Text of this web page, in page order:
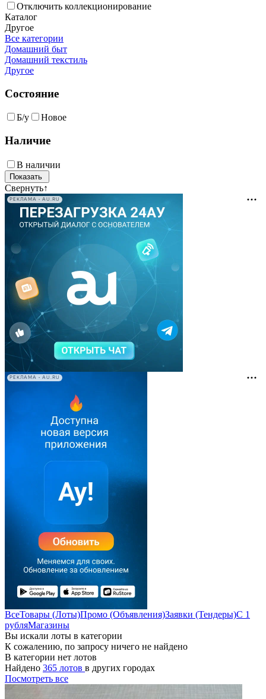
Отключить коллекционирование
Каталог
Другое
Все категории
Домашний быт
Домашний текстиль
Другое
Состояние
Б/у Новое
Наличие
В наличии
Свернуть↑
РЕКЛАМА • AU.RU
РЕКЛАМА • AU.RU
ВсеТовары (Лоты)Промо (Объявления)Заявки (Тендеры)С 1
рубляМагазины
Вы искали лоты в категории
К сожалению, по запросу ничего не найдено
В категории нет лотов
Найдено 365 лотов в других городах
Посмотреть все